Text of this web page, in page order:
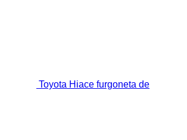
Toyota Hiace furgoneta de